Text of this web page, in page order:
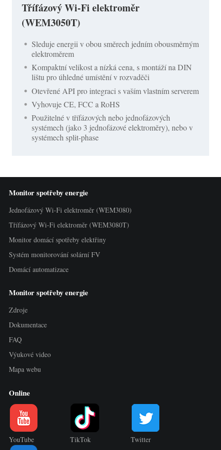
Třífázový Wi-Fi elektroměr
(WEM3050T)
Sleduje energii v obou směrech jedním obousměrným
elektroměrem
Kompaktní velikost a nízká cena, s montáží na DIN
lištu pro úhledné umístění v rozvaděči
Otevřené API pro integraci s vaším vlastním serverem
Vyhovuje CE, FCC a RoHS
Použitelné v třífázových nebo jednofázových
systémech (jako 3 jednofázové elektroměry), nebo v
systémech split-phase
Monitor spotřeby energie
Jednofázový Wi-Fi elektroměr (WEM3080)
Třífázový Wi-Fi elektroměr (WEM3080T)
Monitor domácí spotřeby elektřiny
Systém monitorování solární FV
Domácí automatizace
Monitor spotřeby energie
Zdroje
Dokumentace
FAQ
Výukové video
Mapa webu
Online
YouTube TikTok Twitter